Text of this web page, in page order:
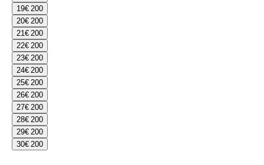
19€ 200
20€ 200
21€ 200
22€ 200
23€ 200
24€ 200
25€ 200
26€ 200
27€ 200
28€ 200
29€ 200
30€ 200